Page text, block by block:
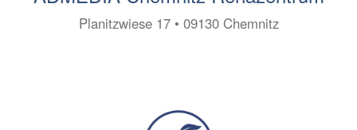
Planitzwiese 17 • 09130 Chemnitz